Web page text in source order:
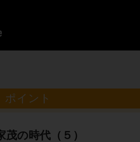
ポイント
茂の時代（５）